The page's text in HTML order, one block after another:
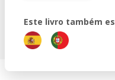
Este livro também